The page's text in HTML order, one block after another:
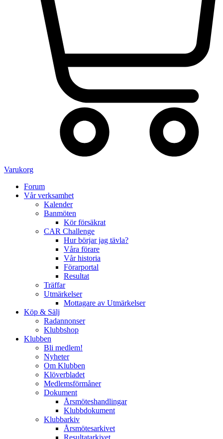
Varukorg
Forum
Vår verksamhet
Kalender
Banmöten
Kör försäkrat
CAR Challenge
Hur börjar jag tävla?
Våra förare
Vår historia
Förarportal
Resultat
Träffar
Utmärkelser
Mottagare av Utmärkelser
Köp & Sälj
Radannonser
Klubbshop
Klubben
Bli medlem!
Nyheter
Om Klubben
Klöverbladet
Medlemsförmåner
Dokument
Årsmöteshandlingar
Klubbdokument
Klubbarkiv
Årsmötesarkivet
Resultatarkivet